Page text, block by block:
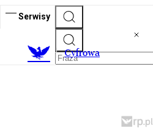
Serwisy
Cyfrowa